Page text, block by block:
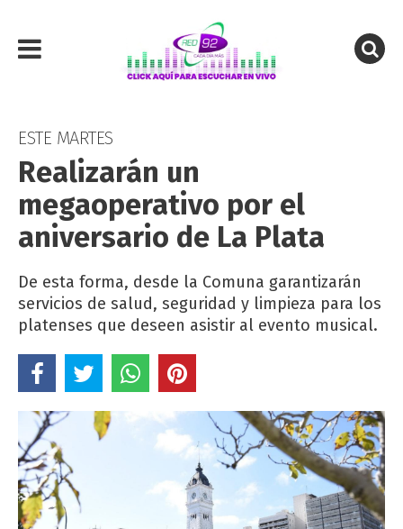
ESTE MARTES
Realizarán un
megaoperativo por el
aniversario de La Plata
De esta forma, desde la Comuna garantizarán
servicios de salud, seguridad y limpieza para los
platenses que deseen asistir al evento musical.